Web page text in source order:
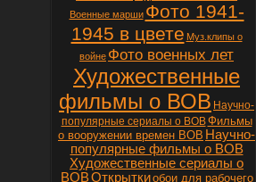
Военные марши Фото 1941-
1945 в цвете Муз.клипы о
войне Фото военных лет
Художественные
фильмы о ВОВ Научно-
популярные сериалы о ВОВФильмы
о вооружении времен ВОВ Научно-
популярные фильмы о ВОВ
Художественные сериалы о
ВОВОткрыткиобои для рабочего